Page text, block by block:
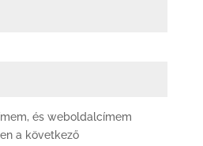
és weboldalcímem
a következő